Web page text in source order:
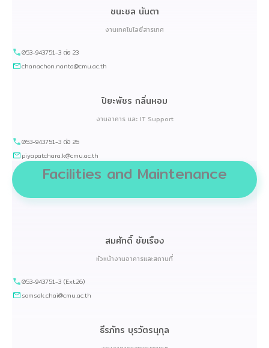
ชนะชล นันตา
งานเทคโนโลยีสารเทศ
053-943751-3 ต่อ 23
chanachon.nanta@cmu.ac.th
ปิยะพัชร กลิ่นหอม
งานอาคาร และ IT Support
053-943751-3 ต่อ 26
piyapatchara.k@cmu.ac.th
Facilities and Maintenance
สมศักดิ์ ชัยเรือง
หัวหน้างานอาคารและสถานที่
053-943751-3 (Ext.26)
somsak.chai@cmu.ac.th
ธีรภัทร บุรวัตรนุกุล